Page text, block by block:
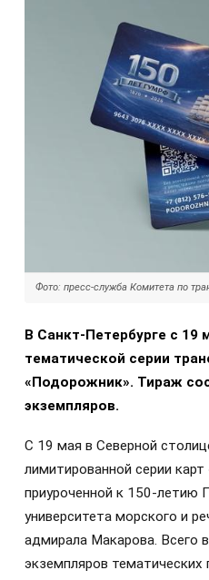
Фото: пресс-служба Комитета по
В Санкт-Петербурге с 19
тематической серии
«Подорожник». Тираж
экземпляров.
С 19 мая в Северной
лимитированной серии
приуроченной к 150-летию
университета морского и
адмирала Макарова. Всего
экземпляров тематических